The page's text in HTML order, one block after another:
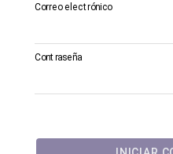
Correo electrónico
Contraseña